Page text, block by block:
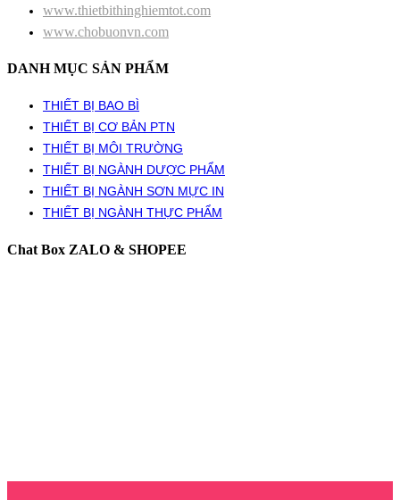
www.thietbithinghiemtot.com
www.chobuonvn.com
DANH MỤC SẢN PHẨM
THIẾT BỊ BAO BÌ
THIẾT BỊ CƠ BẢN PTN
THIẾT BỊ MÔI TRƯỜNG
THIẾT BỊ NGÀNH DƯỢC PHẨM
THIẾT BỊ NGÀNH SƠN MỰC IN
THIẾT BỊ NGÀNH THỰC PHẨM
Chat Box ZALO & SHOPEE